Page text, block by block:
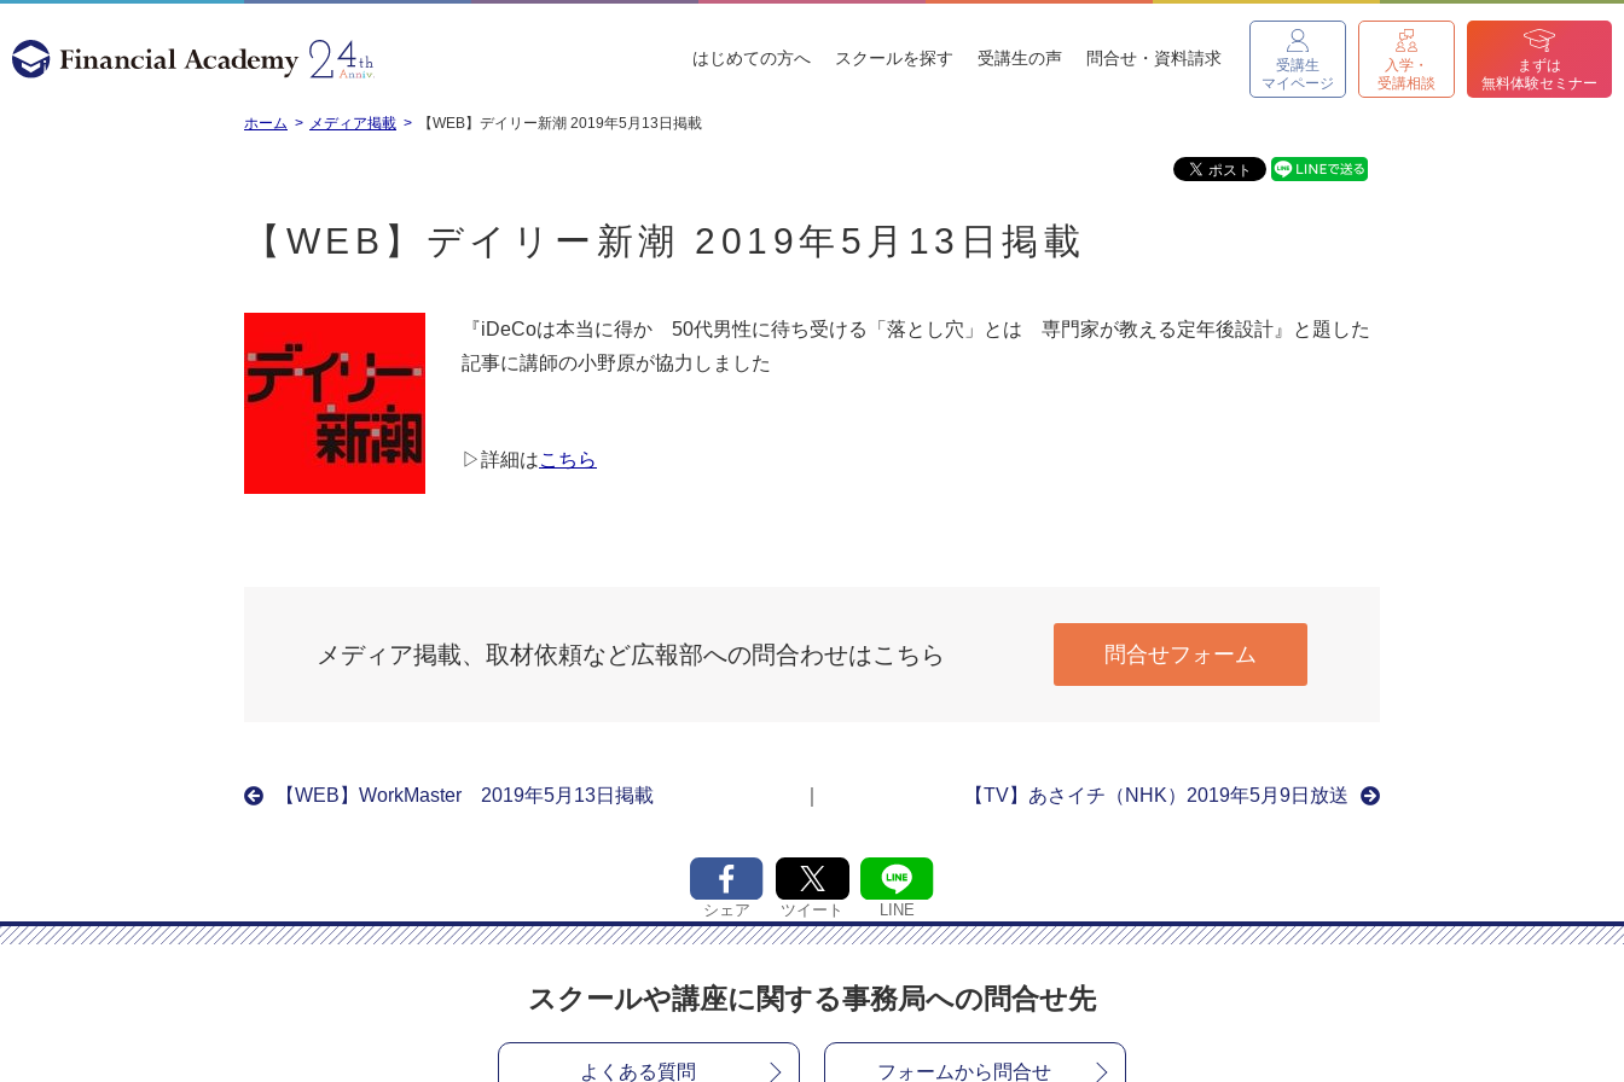
受講生
マイページ
入学・
受講相談
まずは
無料体験セミナー
はじめての方へ スクールを探す 受講生の声 問合せ・資料請求
ホーム メディア掲載 【WEB】デイリー新潮 2019年5月13日掲載
【WEB】デイリー新潮 2019年5月13日掲載
『iDeCoは本当に得か 50代男性に待ち受ける「落とし穴」とは 専門家が教える定年後設計』と題した
記事に講師の小野原が協力しました
▷詳細はこちら
メディア掲載、取材依頼など広報部への問合わせはこちら 問合せフォーム
【WEB】WorkMaster 2019年5月13日掲載 【TV】あさイチ（NHK）2019年5月9日放送
シェア ツイート LINE
スクールや講座に関する事務局への問合せ先
よくある質問 フォームから問合せ